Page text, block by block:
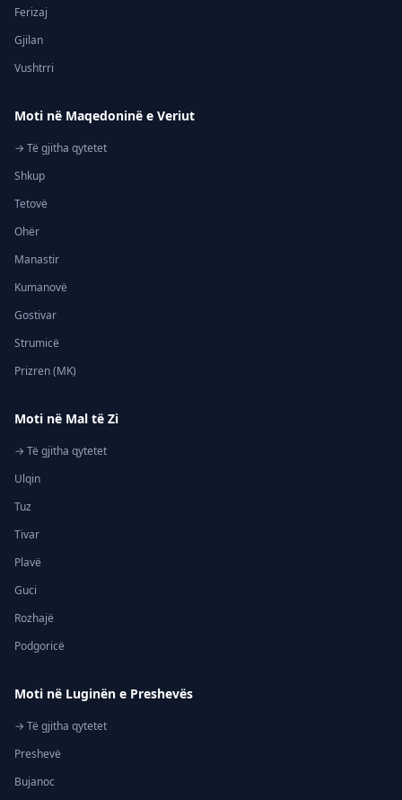
Ferizaj
Gjilan
Vushtrri
Moti në Maqedoninë e Veriut
→ Të gjitha qytetet
Shkup
Tetovë
Ohër
Manastir
Kumanovë
Gostivar
Strumicë
Prizren (MK)
Moti në Mal të Zi
→ Të gjitha qytetet
Ulqin
Tuz
Tivar
Plavë
Guci
Rozhajë
Podgoricë
Moti në Luginën e Preshevës
→ Të gjitha qytetet
Preshevë
Bujanoc